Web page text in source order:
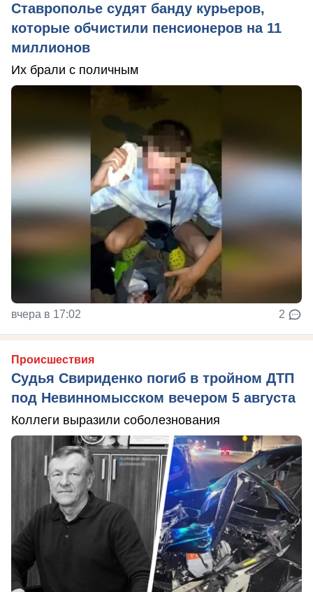
Ставрополье судят банду курьеров,
которые обчистили пенсионеров на 11
миллионов
Их брали с поличным
вчера в 17:02 2
Происшествия
Судья Свириденко погиб в тройном ДТП
под Невинномысском вечером 5 августа
Коллеги выразили соболезнования